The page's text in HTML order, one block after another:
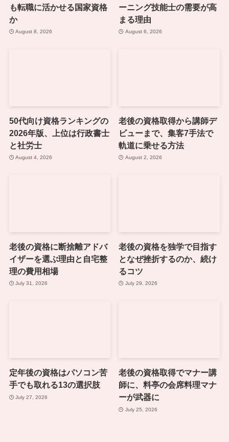
も転職に活かせる国家資格
か
August 8, 2026
ーニング技能士の需要が高
まる理由
August 6, 2026
50代向け資格ランキングの
2026年版、上位は行政書士
と社労士
August 4, 2026
老後の資格取得から講師デ
ビューまで、集客7手法で
軌道に乗せる方法
August 2, 2026
老後の資格に断捨離アドバ
イザーを選ぶ理由と自宅整
理の費用相場
July 31, 2026
老後の資格を独学で目指す
となぜ挫折するのか、続け
るコツ
July 29, 2026
定年後の資格はパソコン苦
手でも取れる13の選択肢
July 27, 2026
老後の資格取得でマナー講
師に、料亭の会席料理マナ
ーが武器に
July 25, 2026